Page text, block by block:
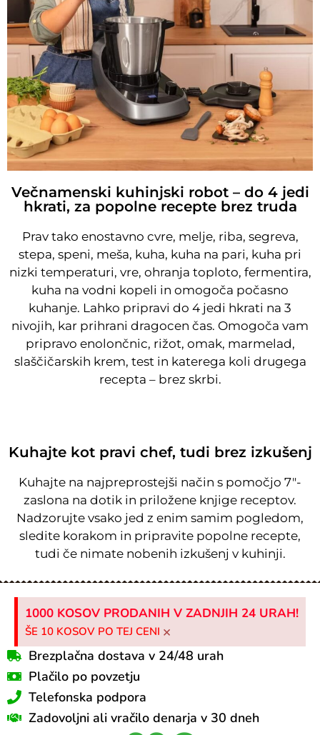
Večnamenski kuhinjski robot – do 4 jedi
hkrati, za popolne recepte brez truda
Prav tako enostavno cvre, melje, riba, segreva,
stepa, speni, meša, kuha, kuha na pari, kuha pri
nizki temperaturi, vre, ohranja toploto, fermentira,
kuha na vodni kopeli in omogoča počasno
kuhanje. Lahko pripravi do 4 jedi hkrati na 3
nivojih, kar prihrani dragocen čas. Omogoča vam
pripravo enolončnic, rižot, omak, marmelad,
slaščičarskih krem, test in katerega koli drugega
recepta – brez skrbi.
Kuhajte kot pravi chef, tudi brez izkušenj
Kuhajte na najpreprostejši način s pomočjo 7″-
zaslona na dotik in priložene knjige receptov.
Nadzorujte vsako jed z enim samim pogledom,
sledite korakom in pripravite popolne recepte,
tudi če nimate nobenih izkušenj v kuhinji.
1000 KOSOV PRODANIH V ZADNJIH 24 URAH!
ŠE 10 KOSOV PO TEJ CENI ×
Brezplačna dostava v 24/48 urah
Plačilo po povzetju
Telefonska podpora
Zadovoljni ali vračilo denarja v 30 dneh